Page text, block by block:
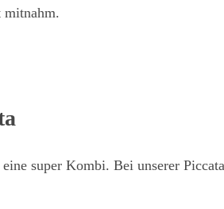
mitnahm.
super Kombi. Bei unserer